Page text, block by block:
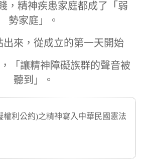
，精神疾患家庭都成了「弱
勢家庭」。
出來，從成立的第一天開始
「讓精神障礙族群的聲音被
聽到」。
權利公約)之精神寫入中華民國憲法